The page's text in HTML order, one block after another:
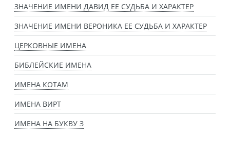
ЗНАЧЕНИЕ ИМЕНИ ДАВИД ЕЕ СУДЬБА И ХАРАКТЕР
ЗНАЧЕНИЕ ИМЕНИ ВЕРОНИКА ЕЕ СУДЬБА И ХАРАКТЕР
ЦЕРКОВНЫЕ ИМЕНА
БИБЛЕЙСКИЕ ИМЕНА
ИМЕНА КОТАМ
ИМЕНА ВИРТ
ИМЕНА НА БУКВУ З